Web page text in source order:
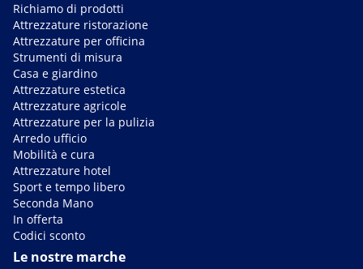
Richiamo di prodotti
Attrezzature ristorazione
Attrezzature per officina
Strumenti di misura
Casa e giardino
Attrezzature estetica
Attrezzature agricole
Attrezzature per la pulizia
Arredo ufficio
Mobilità e cura
Attrezzature hotel
Sport e tempo libero
Seconda Mano
In offerta
Codici sconto
Le nostre marche